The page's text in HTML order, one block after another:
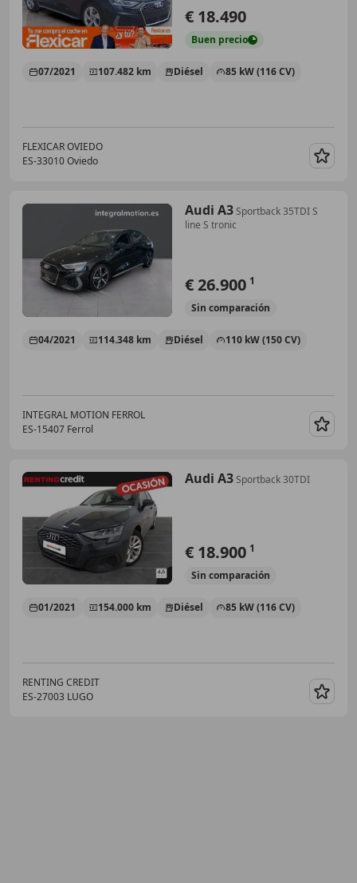
€ 18.490
Buen precio
07/2021 107.482 km Diésel 85 kW (116 CV)
FLEXICAR OVIEDO
ES-33010 Oviedo
Audi A3Sportback 35TDI S
line S tronic
€ 26.900 1
Sin comparación
04/2021 114.348 km Diésel 110 kW (150 CV)
INTEGRAL MOTION FERROL
ES-15407 Ferrol
Audi A3Sportback 30TDI
€ 18.900 1
Sin comparación
01/2021 154.000 km Diésel 85 kW (116 CV)
RENTING CREDIT
ES-27003 LUGO